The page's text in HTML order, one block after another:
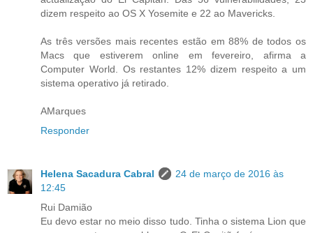
dizem respeito ao OS X Yosemite e 22 ao Mavericks.
As três versões mais recentes estão em 88% de todos os
Macs que estiverem online em fevereiro, afirma a
Computer World. Os restantes 12% dizem respeito a um
sistema operativo já retirado.
AMarques
Responder
Helena Sacadura Cabral
24 de março de 2016 às
12:45
Rui Damião
Eu devo estar no meio disso tudo. Tinha o sistema Lion que